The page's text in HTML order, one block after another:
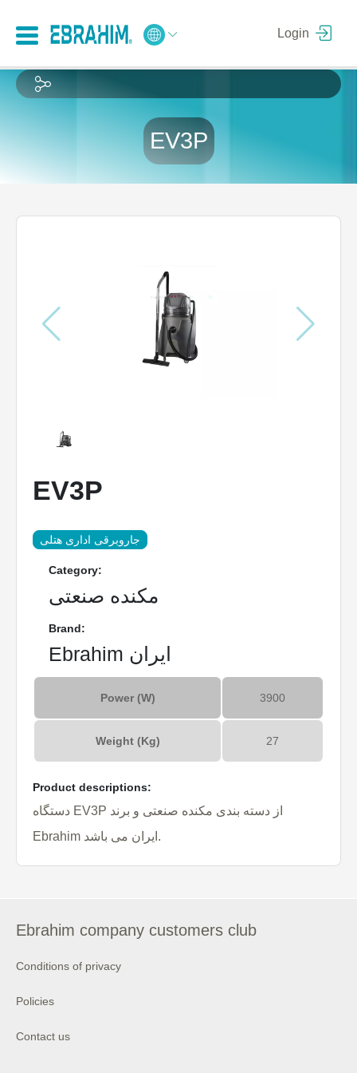
Login
EV3P
EV3P
جاروبرقی اداری هتلی
Category:
مکنده صنعتی
Brand:
Ebrahim ایران
Power (W) 3900
Weight (Kg) 27
Product descriptions:
دستگاه EV3P از دسته بندی مکنده صنعتی و برند
Ebrahim ایران می باشد.
Ebrahim company customers club
Conditions of privacy
Policies
Contact us